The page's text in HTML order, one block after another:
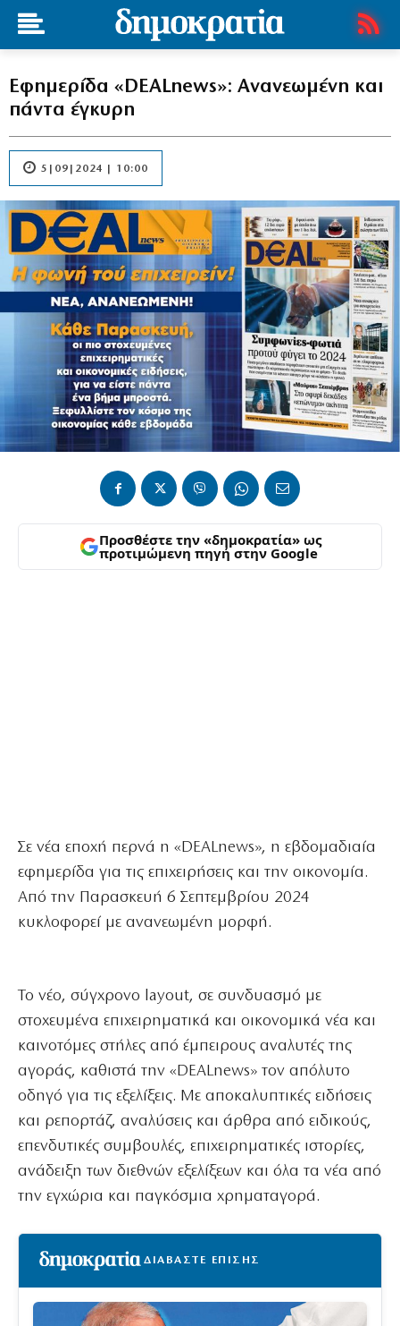
Εφημερίδα «DEALnews»: Ανανεωμένη και
πάντα έγκυρη
5|09|2024 | 10:00
Προσθέστε την «δημοκρατία» ως
προτιμώμενη πηγή στην Google
Σε νέα εποχή περνά η «DEALnews», η εβδομαδιαία
εφημερίδα για τις επιχειρήσεις και την οικονομία.
Από την Παρασκευή 6 Σεπτεμβρίου 2024
κυκλοφορεί με ανανεωμένη μορφή.
Το νέο, σύγχρονο layout, σε συνδυασμό με
στοχευμένα επιχειρηματικά και οικονομικά νέα και
καινοτόμες στήλες από έμπειρους αναλυτές της
αγοράς, καθιστά την «DEALnews» τον απόλυτο
οδηγό για τις εξελίξεις. Με αποκαλυπτικές ειδήσεις
και ρεπορτάζ, αναλύσεις και άρθρα από ειδικούς,
επενδυτικές συμβουλές, επιχειρηματικές ιστορίες,
ανάδειξη των διεθνών εξελίξεων και όλα τα νέα από
την εγχώρια και παγκόσμια χρηματαγορά.
ΔΙΑΒΑΣΤΕ ΕΠΙΣΗΣ